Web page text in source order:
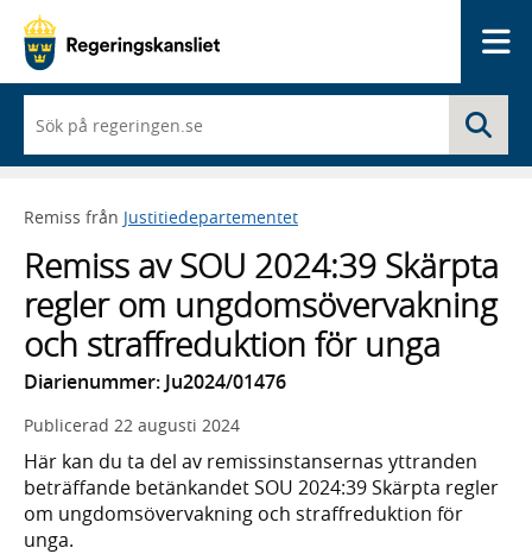
du
börjar
skriva
framträder
lista
med
sökförslag
Remiss från Justitiedepartementet
Remiss av SOU 2024:39 Skärpta
regler om ungdomsövervakning
och straffreduktion för unga
Diarienummer: Ju2024/01476
Publicerad 22 augusti 2024
Här kan du ta del av remissinstansernas yttranden
beträffande betänkandet SOU 2024:39 Skärpta regler
om ungdomsövervakning och straffreduktion för
unga.